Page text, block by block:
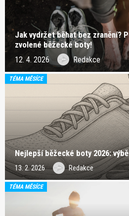
Jak vydržet běhat bez zranění?
zvolené běžecké boty!
12. 4. 2026 Redakce
TÉMA MĚSÍCE
Nejlepší běžecké boty 2026:
13. 2. 2026 Redakce
TÉMA MĚSÍCE